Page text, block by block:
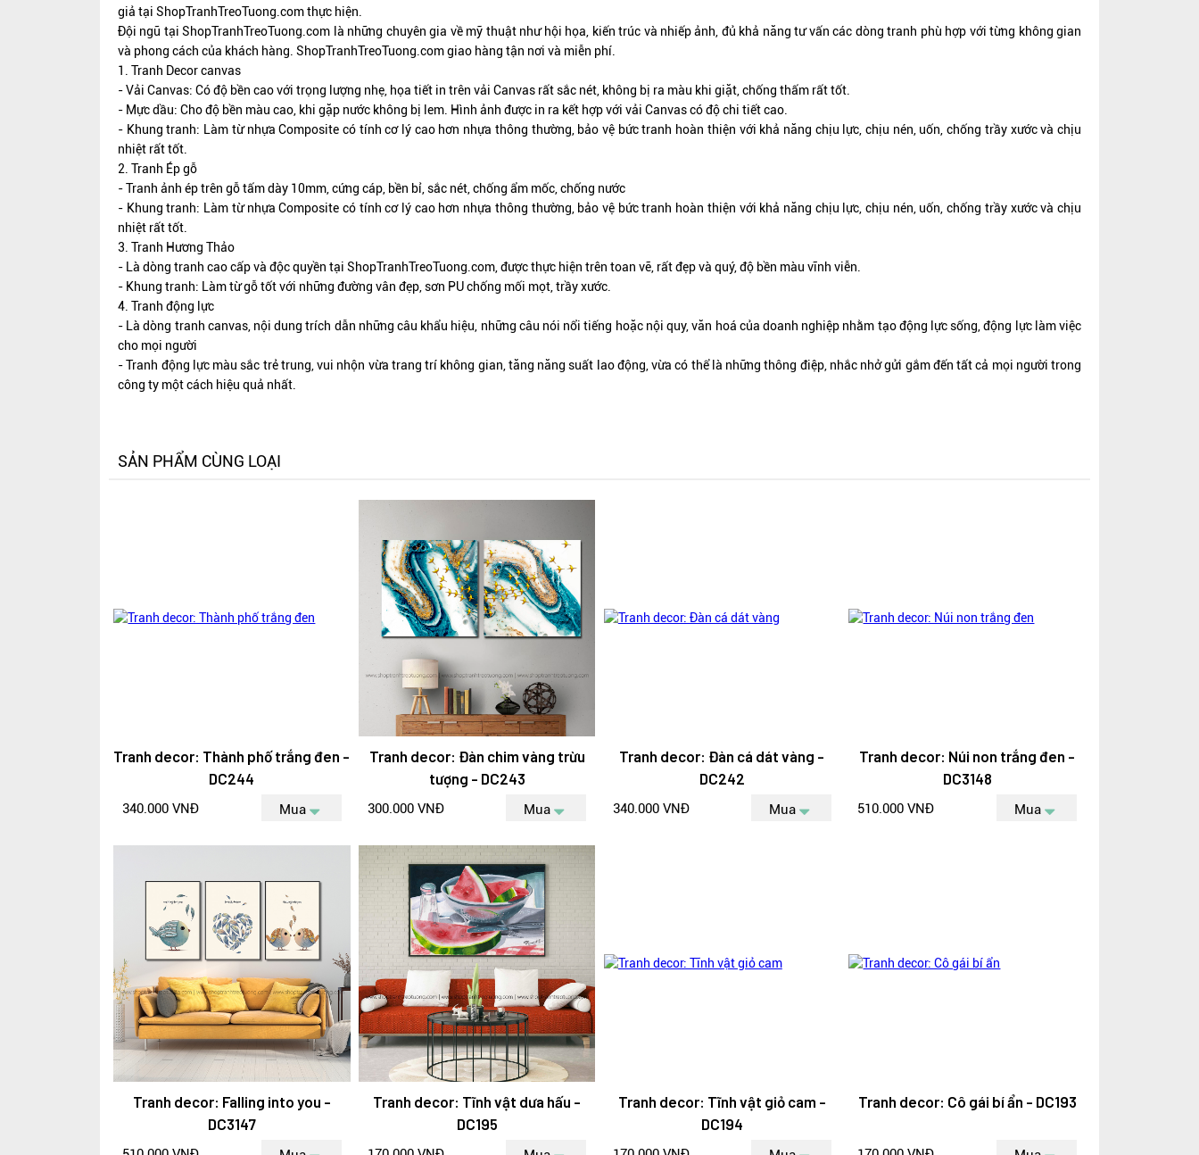
giả tại ShopTranhTreoTuong.comthực hiện.
Đội ngũ tạiShopTranhTreoTuong.com là những chuyên gia về mỹ thuật như hội họa, kiến trúc và nhiếp ảnh, đủ khả năng tư vấn các dòng tranh phù hợp với từng không gian
và phong cách của khách hàng. ShopTranhTreoTuong.comgiao hàng tận nơi và miễn phí.
1. Tranh Decor canvas
- Vải Canvas: Có độ bền cao với trọng lượng nhẹ, họa tiết in trên vải Canvas rất sắc nét, không bị ra màu khi giặt, chống thấm rất tốt.
- Mực dầu: Cho độ bền màu cao, khi gặp nước không bị lem. Hình ảnh được in ra kết hợp với vải Canvas có độ chi tiết cao.
- Khung tranh: Làm từ nhựa Composite có tính cơ lý cao hơn nhựa thông thường, bảo vệ bức tranh hoàn thiện với khả năng chịu lực, chịu nén, uốn, chống trầy xước và chịu
nhiệt rất tốt.
2. Tranh Ép gỗ
- Tranh ảnh ép trên gỗ tấm dày 10mm, cứng cáp, bền bỉ, sắc nét, chống ẩm mốc, chống nước
- Khung tranh: Làm từ nhựa Composite có tính cơ lý cao hơn nhựa thông thường, bảo vệ bức tranh hoàn thiện với khả năng chịu lực, chịu nén, uốn, chống trầy xước và chịu
nhiệt rất tốt.
3. Tranh Hương Thảo
- Là dòng tranh cao cấp và độc quyền tại ShopTranhTreoTuong.com, được thực hiện trên toan vẽ, rất đẹp và quý, độ bền màu vĩnh viễn.
- Khung tranh: Làm từ gỗ tốt với những đường vân đẹp, sơn PU chống mối mọt, trầy xước.
4. Tranh động lực
- Là dòng tranh canvas, nội dung trích dẫn những câu khẩu hiệu, những câu nói nổi tiếng hoặc nội quy, văn hoá của doanh nghiệp nhằm tạo động lực sống, động lực làm việc
cho mọi người
- Tranh động lực màu sắc trẻ trung, vui nhộn vừa trang trí không gian, tăng năng suất lao động, vừa có thể là những thông điệp, nhắc nhở gửi gắm đến tất cả mọi người trong
công ty một cách hiệu quả nhất.
SẢN PHẨM CÙNG LOẠI
Tranh decor: Thành phố trắng đen -
DC244
340.000 VNĐ Mua
Tranh decor: Đàn chim vàng trừu
tượng - DC243
300.000 VNĐ Mua
Tranh decor: Đàn cá dát vàng -
DC242
340.000 VNĐ Mua
Tranh decor: Núi non trắng đen -
DC3148
510.000 VNĐ Mua
Tranh decor: Falling into you -
DC3147
Tranh decor: Tĩnh vật dưa hấu -
DC195
Tranh decor: Tĩnh vật giỏ cam -
DC194
Tranh decor: Cô gái bí ẩn - DC193